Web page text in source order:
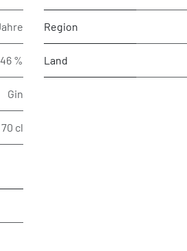
46 %
Gin
70 cl
Region
Land